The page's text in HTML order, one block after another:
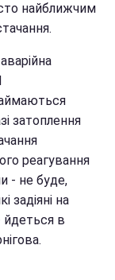
найближчим
затоплення
реагування
- не буде,
задіяні на
йдеться в